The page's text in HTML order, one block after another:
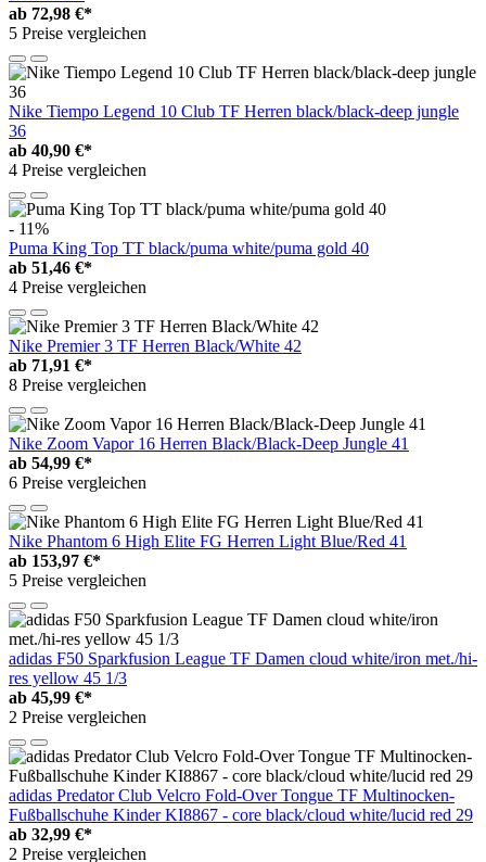
ab 72,98 €*
5 Preise vergleichen
Nike Tiempo Legend 10 Club TF Herren black/black-deep jungle
36
ab 40,90 €*
4 Preise vergleichen
- 11%
Puma King Top TT black/puma white/puma gold 40
ab 51,46 €*
4 Preise vergleichen
Nike Premier 3 TF Herren Black/White 42
ab 71,91 €*
8 Preise vergleichen
Nike Zoom Vapor 16 Herren Black/Black-Deep Jungle 41
ab 54,99 €*
6 Preise vergleichen
Nike Phantom 6 High Elite FG Herren Light Blue/Red 41
ab 153,97 €*
5 Preise vergleichen
adidas F50 Sparkfusion League TF Damen cloud white/iron met./hi-
res yellow 45 1/3
ab 45,99 €*
2 Preise vergleichen
adidas Predator Club Velcro Fold-Over Tongue TF Multinocken-
Fußballschuhe Kinder KI8867 - core black/cloud white/lucid red 29
ab 32,99 €*
2 Preise vergleichen